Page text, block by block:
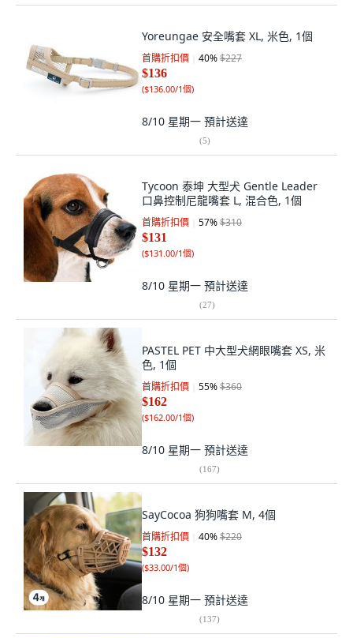
Yoreungae 安全嘴套 XL, 米色, 1個
首購折扣價 40%$227
$136
($136.00/1個)
8/10 星期一 預計送達
(5)
Tycoon 泰坤 大型犬 Gentle Leader
口鼻控制尼龍嘴套 L, 混合色, 1個
首購折扣價 57%$310
$131
($131.00/1個)
8/10 星期一 預計送達
(27)
PASTEL PET 中大型犬網眼嘴套 XS, 米
色, 1個
首購折扣價 55%$360
$162
($162.00/1個)
8/10 星期一 預計送達
(167)
SayCocoa 狗狗嘴套 M, 4個
首購折扣價 40%$220
$132
($33.00/1個)
8/10 星期一 預計送達
(137)